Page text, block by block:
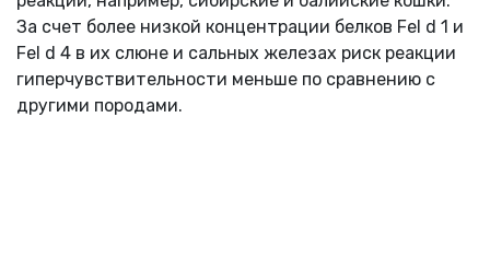
За счет более низкой концентрации белков Fel d 1 и
Fel d 4 в их слюне и сальных железах риск реакции
гиперчувствительности меньше по сравнению с
другими породами.